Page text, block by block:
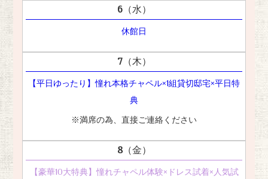
6（水）
休館日
7（木）
【平日ゆったり】憧れ本格チャペル×1組貸切邸宅×平日特
典
※満席の為、直接ご連絡ください
8（金）
【豪華10大特典】憧れチャペル体験×ドレス試着×人気試